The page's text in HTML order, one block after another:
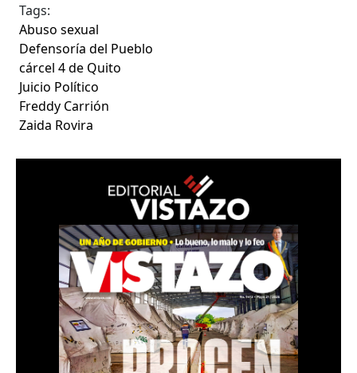
Tags:
Abuso sexual
Defensoría del Pueblo
cárcel 4 de Quito
Juicio Político
Freddy Carrión
Zaida Rovira